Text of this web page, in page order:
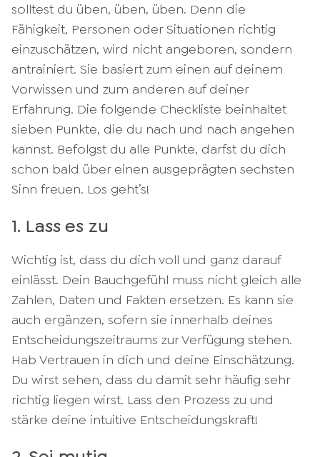
solltest du üben, üben, üben. Denn die
Fähigkeit, Personen oder Situationen richtig
einzuschätzen, wird nicht angeboren, sondern
antrainiert. Sie basiert zum einen auf deinem
Vorwissen und zum anderen auf deiner
Erfahrung. Die folgende Checkliste beinhaltet
sieben Punkte, die du nach und nach angehen
kannst. Befolgst du alle Punkte, darfst du dich
schon bald über einen ausgeprägten sechsten
Sinn freuen. Los geht’s!
1. Lass es zu
Wichtig ist, dass du dich voll und ganz darauf
einlässt. Dein Bauchgefühl muss nicht gleich alle
Zahlen, Daten und Fakten ersetzen. Es kann sie
auch ergänzen, sofern sie innerhalb deines
Entscheidungszeitraums zur Verfügung stehen.
Hab Vertrauen in dich und deine Einschätzung.
Du wirst sehen, dass du damit sehr häufig sehr
richtig liegen wirst. Lass den Prozess zu und
stärke deine intuitive Entscheidungskraft!